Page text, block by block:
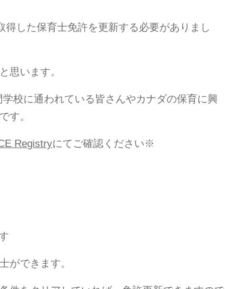
した保育士免許を更新する必要がありまし
思います。
校に通われている皆さんやカナダの保育に興
す。
Registryにてご確認ください※
ができます。